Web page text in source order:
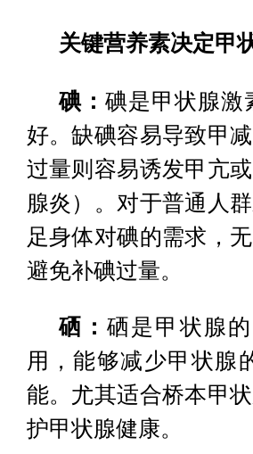
关键营养素决定甲
碘： 碘是甲状腺激
好。缺碘容易导致甲
过量则容易诱发甲亢
腺炎）。对于普通人
足身体对碘的需求，
避免补碘过量。
硒： 硒是甲状腺
用，能够减少甲状腺
能。尤其适合桥本甲
护甲状腺健康。